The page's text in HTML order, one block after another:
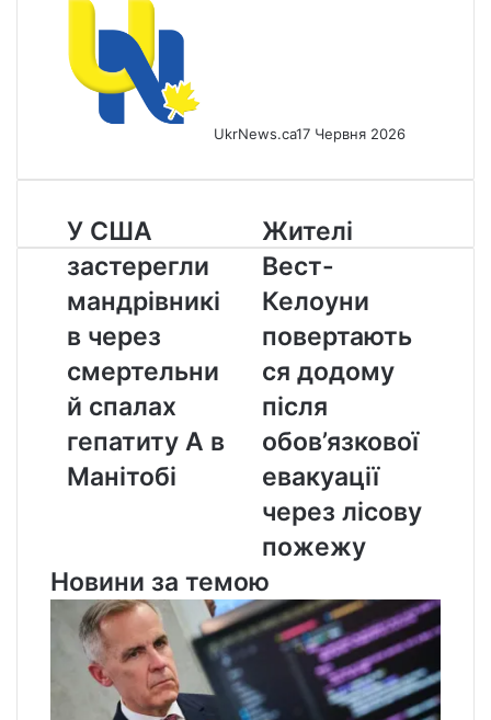
UkrNews.ca17 Червня 2026
У
США
застерегли
мандрівників
через
смертельний
спалах
гепатиту
А
Манітобі
У США
застерегли
мандрівникі
в через
смертельни
й спалах
гепатиту А в
Манітобі
Жителі
Вест-
Келоуни
повертаються
додому
після
обов’язкової
евакуації
через
лісову
пожежу
Жителі
Вест-
Келоуни
повертають
ся додому
після
обов’язкової
евакуації
через лісову
пожежу
Новини за темою